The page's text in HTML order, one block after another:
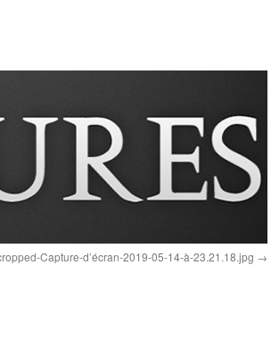
Capture-d’écran-2019-05-14-à-23.21.18.jpg